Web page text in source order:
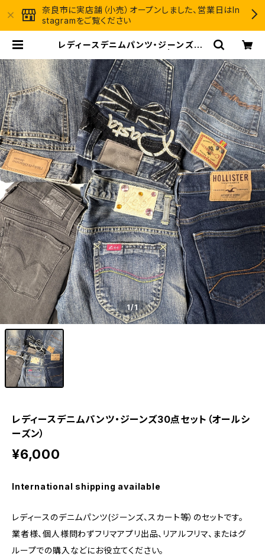
奈良市に実店舗（小売）オープンしました、営業日はIn
stagramをご覧ください
レディースデニムパンツ・ジーンズ30
ル古着卸＠GROWTH
1/1
レディースデニムパンツ・ジーンズ30点セット（オールシ
ーズン）
¥6,000
International shipping available
レディースのデニムパンツ(ジーンズ、スカート等）のセットです。
業者様、個人様問わずフリマアプリ出品、リアルフリマ、またはグ
ループでの購入などにお役立てください。